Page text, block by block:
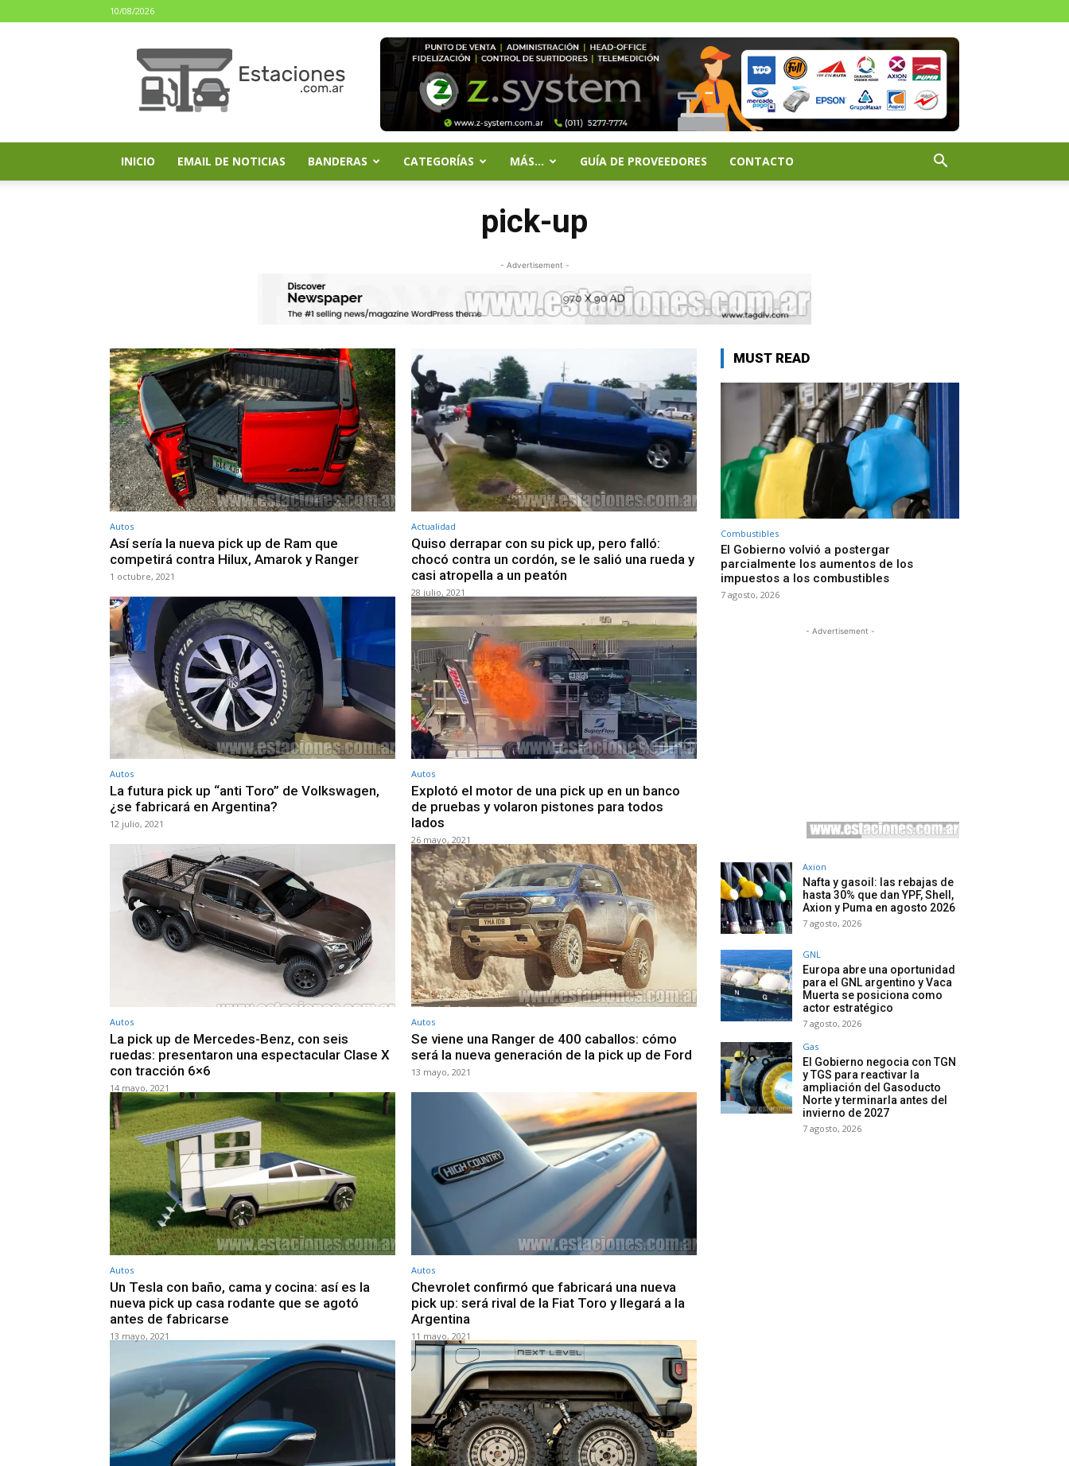
10/08/2026
INICIO EMAIL DE NOTICIAS BANDERAS CATEGORÍAS MÁS… GUÍA DE PROVEEDORES CONTACTO
pick-up
- Advertisement -
Autos
Así sería la nueva pick up de Ram que
competirá contra Hilux, Amarok y Ranger
1 octubre, 2021
Actualidad
Quiso derrapar con su pick up, pero falló:
chocó contra un cordón, se le salió una rueda y
casi atropella a un peatón
28 julio, 2021
Autos
La futura pick up “anti Toro” de Volkswagen,
¿se fabricará en Argentina?
12 julio, 2021
Autos
Explotó el motor de una pick up en un banco
de pruebas y volaron pistones para todos
lados
26 mayo, 2021
Autos
La pick up de Mercedes-Benz, con seis
ruedas: presentaron una espectacular Clase X
con tracción 6×6
14 mayo, 2021
Autos
Se viene una Ranger de 400 caballos: cómo
será la nueva generación de la pick up de Ford
13 mayo, 2021
Autos
Un Tesla con baño, cama y cocina: así es la
nueva pick up casa rodante que se agotó
antes de fabricarse
13 mayo, 2021
Autos
Chevrolet confirmó que fabricará una nueva
pick up: será rival de la Fiat Toro y llegará a la
Argentina
11 mayo, 2021
MUST READ
Combustibles
El Gobierno volvió a postergar
parcialmente los aumentos de los
impuestos a los combustibles
7 agosto, 2026
- Advertisement -
Axion
Nafta y gasoil: las rebajas de
hasta 30% que dan YPF, Shell,
Axion y Puma en agosto 2026
7 agosto, 2026
GNL
Europa abre una oportunidad
para el GNL argentino y Vaca
Muerta se posiciona como
actor estratégico
7 agosto, 2026
Gas
El Gobierno negocia con TGN
y TGS para reactivar la
ampliación del Gasoducto
Norte y terminarla antes del
invierno de 2027
7 agosto, 2026